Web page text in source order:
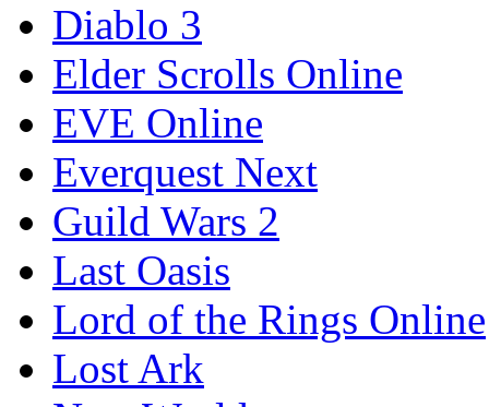
Diablo 3
Elder Scrolls Online
EVE Online
Everquest Next
Guild Wars 2
Last Oasis
Lord of the Rings Online
Lost Ark